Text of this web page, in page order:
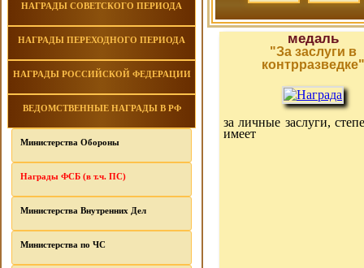
НАГРАДЫ СОВЕТСКОГО ПЕРИОДА
НАГРАДЫ ПЕРЕХОДНОГО ПЕРИОДА
НАГРАДЫ РОССИЙСКОЙ ФЕДЕРАЦИИ
ВЕДОМСТВЕННЫЕ НАГРАДЫ В РФ
Министерства Обороны
Награды ФСБ (в т.ч. ПС)
Министерства Внутренних Дел
Министерства по ЧС
медаль
"За заслуги в
контрразведке"
за личные заслуги,
имеет